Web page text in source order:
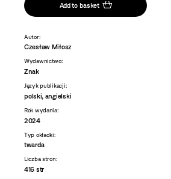
Add to basket
Autor:
Czesław Miłosz
Wydawnictwo:
Znak
Język publikacji:
polski, angielski
Rok wydania:
2024
Typ okładki:
twarda
Liczba stron:
416 str